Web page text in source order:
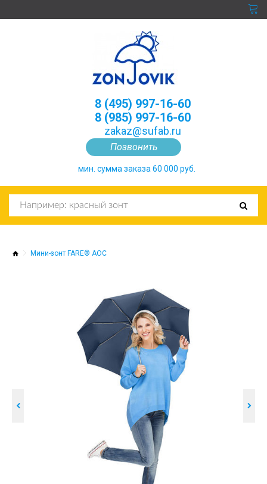
Позвонить
8 (495) 997-16-60
8 (985) 997-16-60
zakaz@sufab.ru
мин. сумма заказа 60 000 руб.
Мини-зонт FARE® AOC